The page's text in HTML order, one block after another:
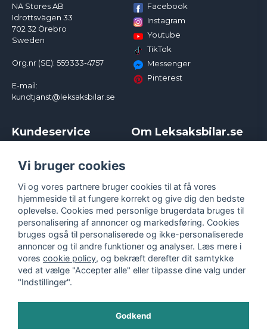
NA Stores AB
Idrottsvägen 33
702 32 Örebro
Sweden
Org.nr (SE): 559333-4757
E-mail:
kundtjanst@leksaksbilar.se
Facebook
Instagram
Youtube
TikTok
Messenger
Pinterest
Kundeservice
Kampagner og rabatter
Reklamation
Policy chase cars
Returnera
Logga in
Om Leksaksbilar.se
Handelsbetingelser
Persondatapolitik
Cookies
Vi bruger cookies
Vi og vores partnere bruger cookies til at få vores
hjemmeside til at fungere korrekt og give dig den bedste
oplevelse. Cookies med personlige brugerdata bruges til
personalisering af annoncer og markedsføring. Cookies
bruges også til personaliserede og ikke-personaliserede
annoncer og til andre funktioner og analyser. Læs mere i
vores cookie policy, og bekræft derefter dit samtykke
ved at vælge "Accepter alle" eller tilpasse dine valg under
"Indstillinger".
Godkend